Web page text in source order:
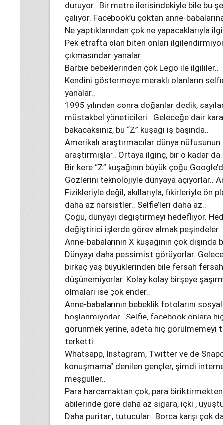
duruyor.. Bir metre ilerisindekiyle bile bu
çalıyor. Facebook’u çoktan anne-
Ne yaptıklarından çok ne yapacaklarıyla
Pek etrafta olan biten onları
çıkmasından yanalar..
Barbie bebeklerinden çok Lego ile ilgililer..
Kendini göstermeye meraklı olanların
yanalar..
1995 yılından sonra doğanlar dedik,
müstakbel yöneticileri.. Geleceğe dair
bakacaksınız, bu “Z” kuşağı iş başında..
Amerikalı araştırmacılar dünya
araştırmışlar.. Ortaya ilginç, bir o kadar
Bir kere “Z” kuşağının büyük çoğu
Gözlerini teknolojiyle dünyaya açıyorlar..
Fizikleriyle değil, akıllarıyla, fikirleriyle ön
daha az narsistler.. Selfie’leri daha az..
Çoğu, dünyayı değiştirmeyi hedefliyor.
değiştirici işlerde görev almak peşindeler.
Anne-babalarının X kuşağının çok
Dünyayı daha pessimist görüyorlar.
birkaç yaş büyüklerinden bile fersah
düşünemiyorlar. Kolay kolay birşeye
olmaları ise çok ender..
Anne-babalarının bebeklik fotolarını
hoşlanmıyorlar.. Selfie, facebook onlara
görünmek yerine, adeta hiç görülmemeyi
terketti..
Whatsapp, Instagram, Twitter ve de
konuşmama” denilen gençler, şimdi
meşguller..
Para harcamaktan çok, para
abilerinde göre daha az sigara, içki ,
Daha puritan, tutucular.. Borca karşı çok